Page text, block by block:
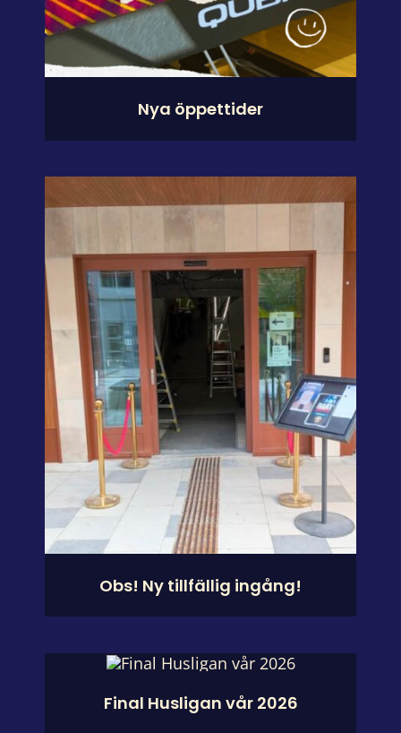
Nya öppettider
Obs! Ny tillfällig ingång!
Final Husligan vår 2026